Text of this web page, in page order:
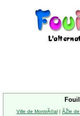
Ville de MontrÃ©al | ÃŽle